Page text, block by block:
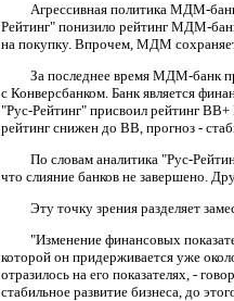
Агрессивная политика МДМ-
Рейтинг" понизило рейтинг МДМ-
на покупку. Впрочем, МДМ
За последнее время МДМ-банк
с Конверсбанком. Банк является
"Рус-Рейтинг" присвоил рейтинг
рейтинг снижен до ВВ, прогноз -
По словам аналитика "Рус-
что слияние банков не завершено.
Эту точку зрения разделяет
"Изменение финансовых
которой он придерживается уже
отразилось на его показателях, -
стабильное развитие бизнеса, до